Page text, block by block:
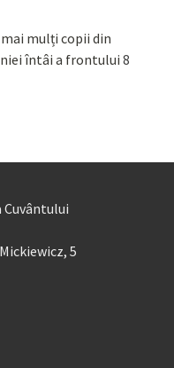
mulți copii din
întâi a frontului 8
5